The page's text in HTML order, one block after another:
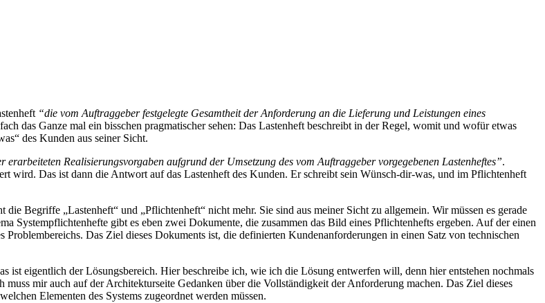
“die vom Auftraggeber festgelegte Gesamtheit der Anforderung an die Lieferung und Leistungen eines
das Ganze mal ein bisschen pragmatischer sehen: Das Lastenheft beschreibt in der Regel, womit und wofür etwas
des Kunden aus seiner Sicht.
erarbeiteten Realisierungsvorgaben aufgrund der Umsetzung des vom Auftraggeber vorgegebenen Lastenheftes”.
wird. Das ist dann die Antwort auf das Lastenheft des Kunden. Er schreibt sein Wünsch-dir-was, und im Pflichtenheft
Begriffe „Lastenheft“ und „Pflichtenheft“ nicht mehr. Sie sind aus meiner Sicht zu allgemein. Wir müssen es gerade
Systempflichtenhefte gibt es eben zwei Dokumente, die zusammen das Bild eines Pflichtenhefts ergeben. Auf der einen
Das Ziel dieses Dokuments ist, die definierten Kundenanforderungen in einen Satz von technischen
eigentlich der Lösungsbereich. Hier beschreibe ich, wie ich die Lösung entwerfen will, denn hier entstehen nochmals
mir auch auf der Architekturseite Gedanken über die Vollständigkeit der Anforderung machen. Das Ziel dieses
Elementen des Systems zugeordnet werden müssen.